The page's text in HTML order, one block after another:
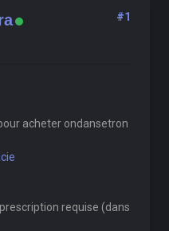
#1
acheter ondansetron
requise (dans